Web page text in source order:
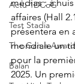
Actu 1DCoG
Test Stadia
The Game
Balan
médias : à
affaires (Hall
présentera en
mondiale un
pour la
2025. Un